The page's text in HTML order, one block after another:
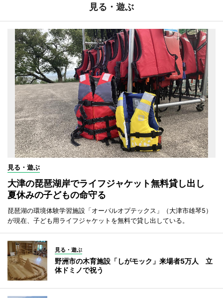
見る・遊ぶ
見る・遊ぶ
大津の琵琶湖岸でライフジャケット無料貸し出し
夏休みの子どもの命守る
琵琶湖の環境体験学習施設「オーパルオプテックス」（大津市雄琴5）
が現在、子ども用ライフジャケットを無料で貸し出している。
見る・遊ぶ
野洲市の木育施設「しがモック」来場者5万人 立
体ドミノで祝う